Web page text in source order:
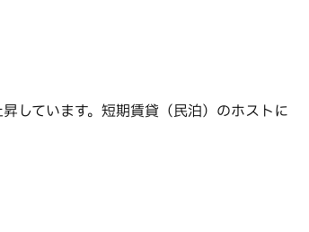
しています。短期賃貸（民泊）のホストに